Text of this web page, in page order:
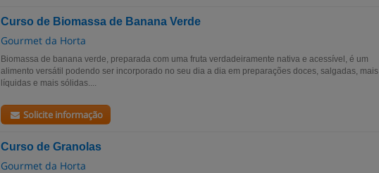
Curso de Biomassa de Banana Verde
Gourmet da Horta
Biomassa de banana verde, preparada com uma fruta verdadeiramente nativa e acessível, é um
alimento versátil podendo ser incorporado no seu dia a dia em preparações doces, salgadas, mais
líquidas e mais sólidas....
Solicite informação
Curso de Granolas
Gourmet da Horta